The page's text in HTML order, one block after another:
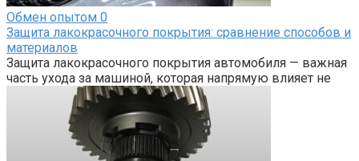
Обмен опытом 0
Защита лакокрасочного покрытия: сравнение способов и
материалов
Защита лакокрасочного покрытия автомобиля — важная
часть ухода за машиной, которая напрямую влияет не